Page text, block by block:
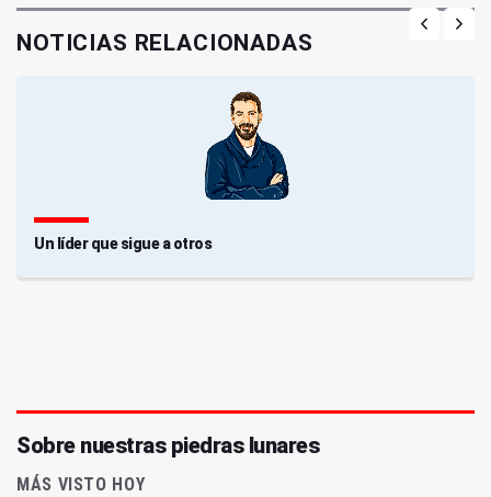
NOTICIAS RELACIONADAS
Un líder que sigue a otros
Sobre nuestras piedras lunares
MÁS VISTO HOY